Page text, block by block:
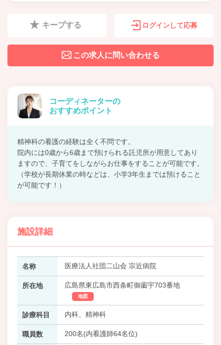
キープする ログインして応募
この求人に問い合わせる
コーディネーターの
おすすめポイント
精神科の看護の経験は全く不問です。
院内には0歳から6歳まで預けられる託児所が用意してあり
ますので、子育てをしながらお仕事をすることが可能です。
（学校が長期休業の時などは、小学3年生までは預けること
が可能です！）
施設詳細
名称 医療法人社団二山会 宗近病院
所在地 広島県東広島市西条町御薗宇703番地
地図
診療科目 内科、精神科
職員数 200名(内看護師64名位)